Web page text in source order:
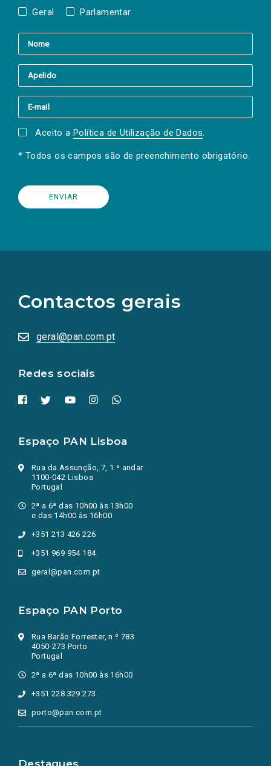
Geral Parlamentar
Aceito a Política de Utilização de Dados.
* Todos os campos são de preenchimento obrigatório.
Contactos gerais
geral@pan.com.pt
Redes sociais
redes
sociais
numa
nova
Espaço PAN Lisboa
Rua da Assunção, 7, 1.º andar
1100-042 Lisboa
Portugal
2ª a 6ª das 10h00 às 13h00
e das 14h00 às 16h00
+351 213 426 226
+351 969 954 184
geral@pan.com.pt
Espaço PAN Porto
Rua Barão Forrester, n.º 783
4050-273 Porto
Portugal
2ª a 6ª das 10h00 às 16h00
+351 228 329 273
porto@pan.com.pt
Destaques